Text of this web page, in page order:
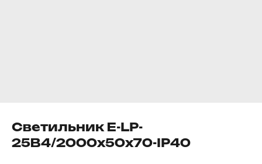
Светильник E-LP-
25B4/2000х50х70-IP40